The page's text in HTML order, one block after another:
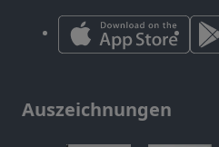
Auszeichnungen